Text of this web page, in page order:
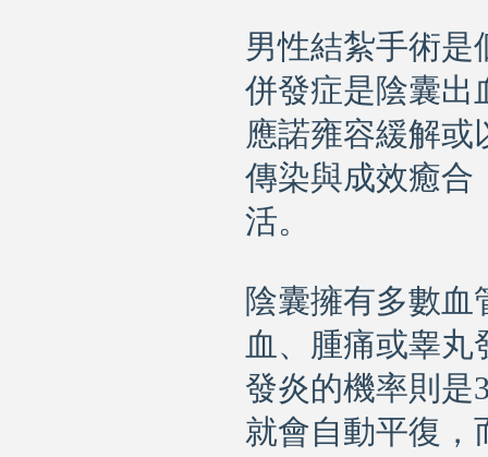
男性結紮手術是
併發症是陰囊出
應諾雍容緩解或
傳染與成效癒合
活。
陰囊擁有多數血
血、腫痛或睾丸
發炎的機率則是
就會自動平復，